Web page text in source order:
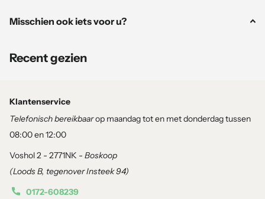
voor onderhoudsarme tuinen.
Kenmerken
compacte groei en bereikt een hoogte van ongeveer 30 tot
jaar mooi behouden, zelfs zonder snoei.
Blad:De kleine, donkergroene bladeren zijn dicht op elkaar
geplaatst en hebben een glanzende afwerking. Ze blijven
het hele jaar door aan de plant zitten, wat de plant altijd fris
Misschien ook iets voor u?
Recent gezien
Klantenservice
Telefonisch bereikbaarop maandag tot en met donderdag tussen
08:00 en 12:00
Voshol 2 - 2771NK - Boskoop
(Loods B, tegenover Insteek 94)
0172-608239